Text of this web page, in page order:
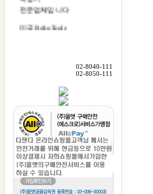
전문업체입니다
미국 RoboToolz
수평,수직,연직&거리
모두 다~잰다
금속,철근탐지
수분,강도측정
모두 다~잰다
DAZENDA
전화: 1566-0945
02-8040-111
02-8050-111